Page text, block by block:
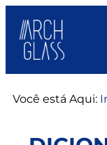
Você está Aqui: